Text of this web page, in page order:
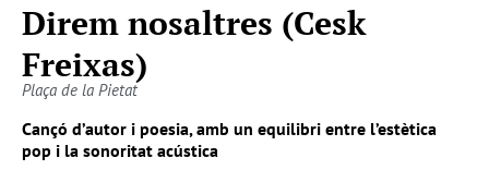
Direm nosaltres (Cesk
Freixas)
Plaça de la Pietat
Cançó d’autor i poesia, amb un equilibri entre l’estètica
pop i la sonoritat acústica